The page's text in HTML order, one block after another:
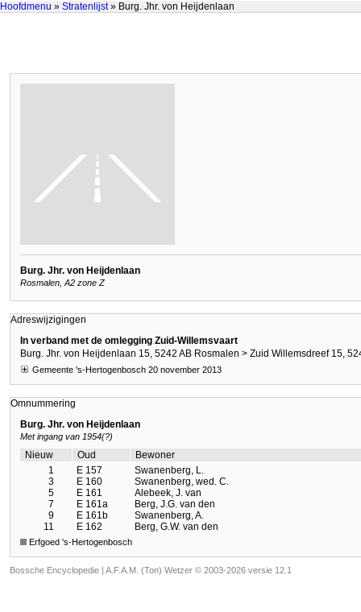
Hoofdmenu » Stratenlijst» Burg. Jhr. von Heijdenlaan
Burg. Jhr. von Heijdenlaan
Rosmalen, A2 zone Z
Adreswijzigingen
In verband met de omlegging Zuid-Willemsvaart
Burg. Jhr. von Heijdenlaan 15, 5242 AB Rosmalen > Zuid Willemsdreef 15,
Gemeente 's-Hertogenbosch 20 november 2013
Omnummering
Burg. Jhr. von Heijdenlaan
Met ingang van 1954(?)
Nieuw Oud
Bewoner
1
E 157
Swanenberg, L.
3
E 160
Swanenberg, wed. C.
5
E 161
Alebeek, J. van
7
E 161a
Berg, J.G. van den
9
E 161b
Swanenberg, A.
11
E 162 Berg, G.W. van den
Erfgoed 's-Hertogenbosch
Bossche Encyclopedie | A.F.A.M. (Ton) Wetzer © 2003-2026 versie 12.1